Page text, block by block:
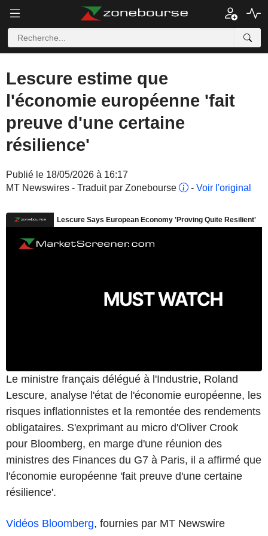
Lescure estime que
l'économie européenne 'fait
preuve d'une certaine
résilience'
Publié le 18/05/2026 à 16:17
MT Newswires - Traduit par Zonebourse
- Voir l'original
Le ministre français délégué à l'Industrie, Roland
Lescure, analyse l'état de l'économie européenne, les
risques inflationnistes et la remontée des rendements
obligataires. S'exprimant au micro d'Oliver Crook
pour Bloomberg, en marge d'une réunion des
ministres des Finances du G7 à Paris, il a affirmé que
l'économie européenne 'fait preuve d'une certaine
résilience'.
Vidéos Bloomberg, fournies par MT Newswire